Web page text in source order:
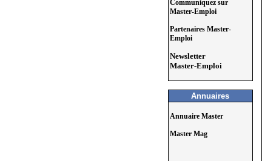
Communiquez sur
Master-Emploi
Partenaires Master-
Emploi
Newsletter
Master-Emploi
Annuaires
Annuaire Master
Master Mag